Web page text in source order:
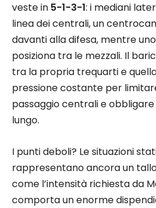
veste in 5-1-3-1: i mediani
linea dei centrali, un
davanti alla difesa, mentre
posiziona tra le mezzali. Il
tra la propria trequarti e
pressione costante per
passaggio centrali e
lungo.​
I punti deboli? Le situazioni
rappresentano ancora un
come l’intensità richiesta da
comporta un enorme